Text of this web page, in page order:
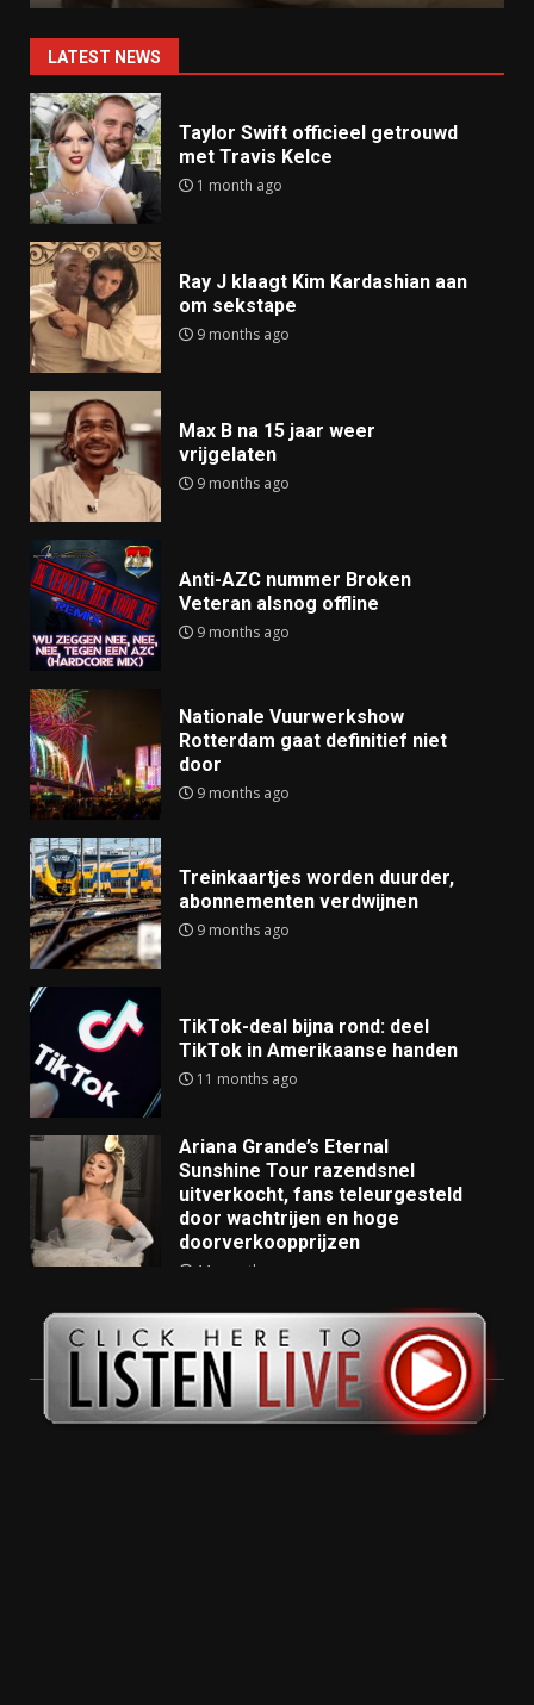
LATEST NEWS
Taylor Swift officieel getrouwd
met Travis Kelce
1 month ago
Ray J klaagt Kim Kardashian aan
om sekstape
9 months ago
Max B na 15 jaar weer
vrijgelaten
9 months ago
Anti-AZC nummer Broken
Veteran alsnog offline
9 months ago
Nationale Vuurwerkshow
Rotterdam gaat definitief niet
door
9 months ago
Treinkaartjes worden duurder,
abonnementen verdwijnen
9 months ago
TikTok-deal bijna rond: deel
TikTok in Amerikaanse handen
11 months ago
Ariana Grande’s Eternal
Sunshine Tour razendsnel
uitverkocht, fans teleurgesteld
door wachtrijen en hoge
doorverkoopprijzen
11 months ago